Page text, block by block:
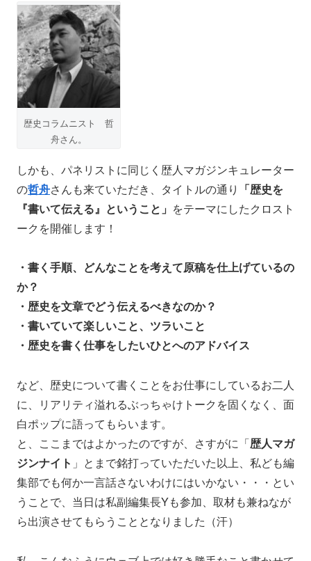
歴史コラムニスト 哲
舟さん。
しかも、パネリストに同じく歴人マガジンキュレーター
の哲舟さんも来ていただき、タイトルの通り 「歴史を
『書いて伝える』ということ」 をテーマにしたクロスト
ークを開催します！
・書く手順、どんなことを考えて原稿を仕上げているの
か？
・歴史を文章でどう伝えるべきなのか？
・書いていて楽しいこと、ツラいこと
・歴史を書く仕事をしたいひとへのアドバイス
など、歴史について書くことをお仕事にしているお二人
に、リアリティ溢れるぶっちゃけトークを固くなく、面
白ポップに語ってもらいます。
と、ここまではよかったのですが、さすがに「歴人マガ
ジンナイト 」とまで銘打っていただいた以上、私ども編
集部でも何か一言話さないわけにはいかない・・・とい
うことで、当日は私副編集長Yも参加、取材も兼ねなが
ら出演させてもらうこととなりました（汗）